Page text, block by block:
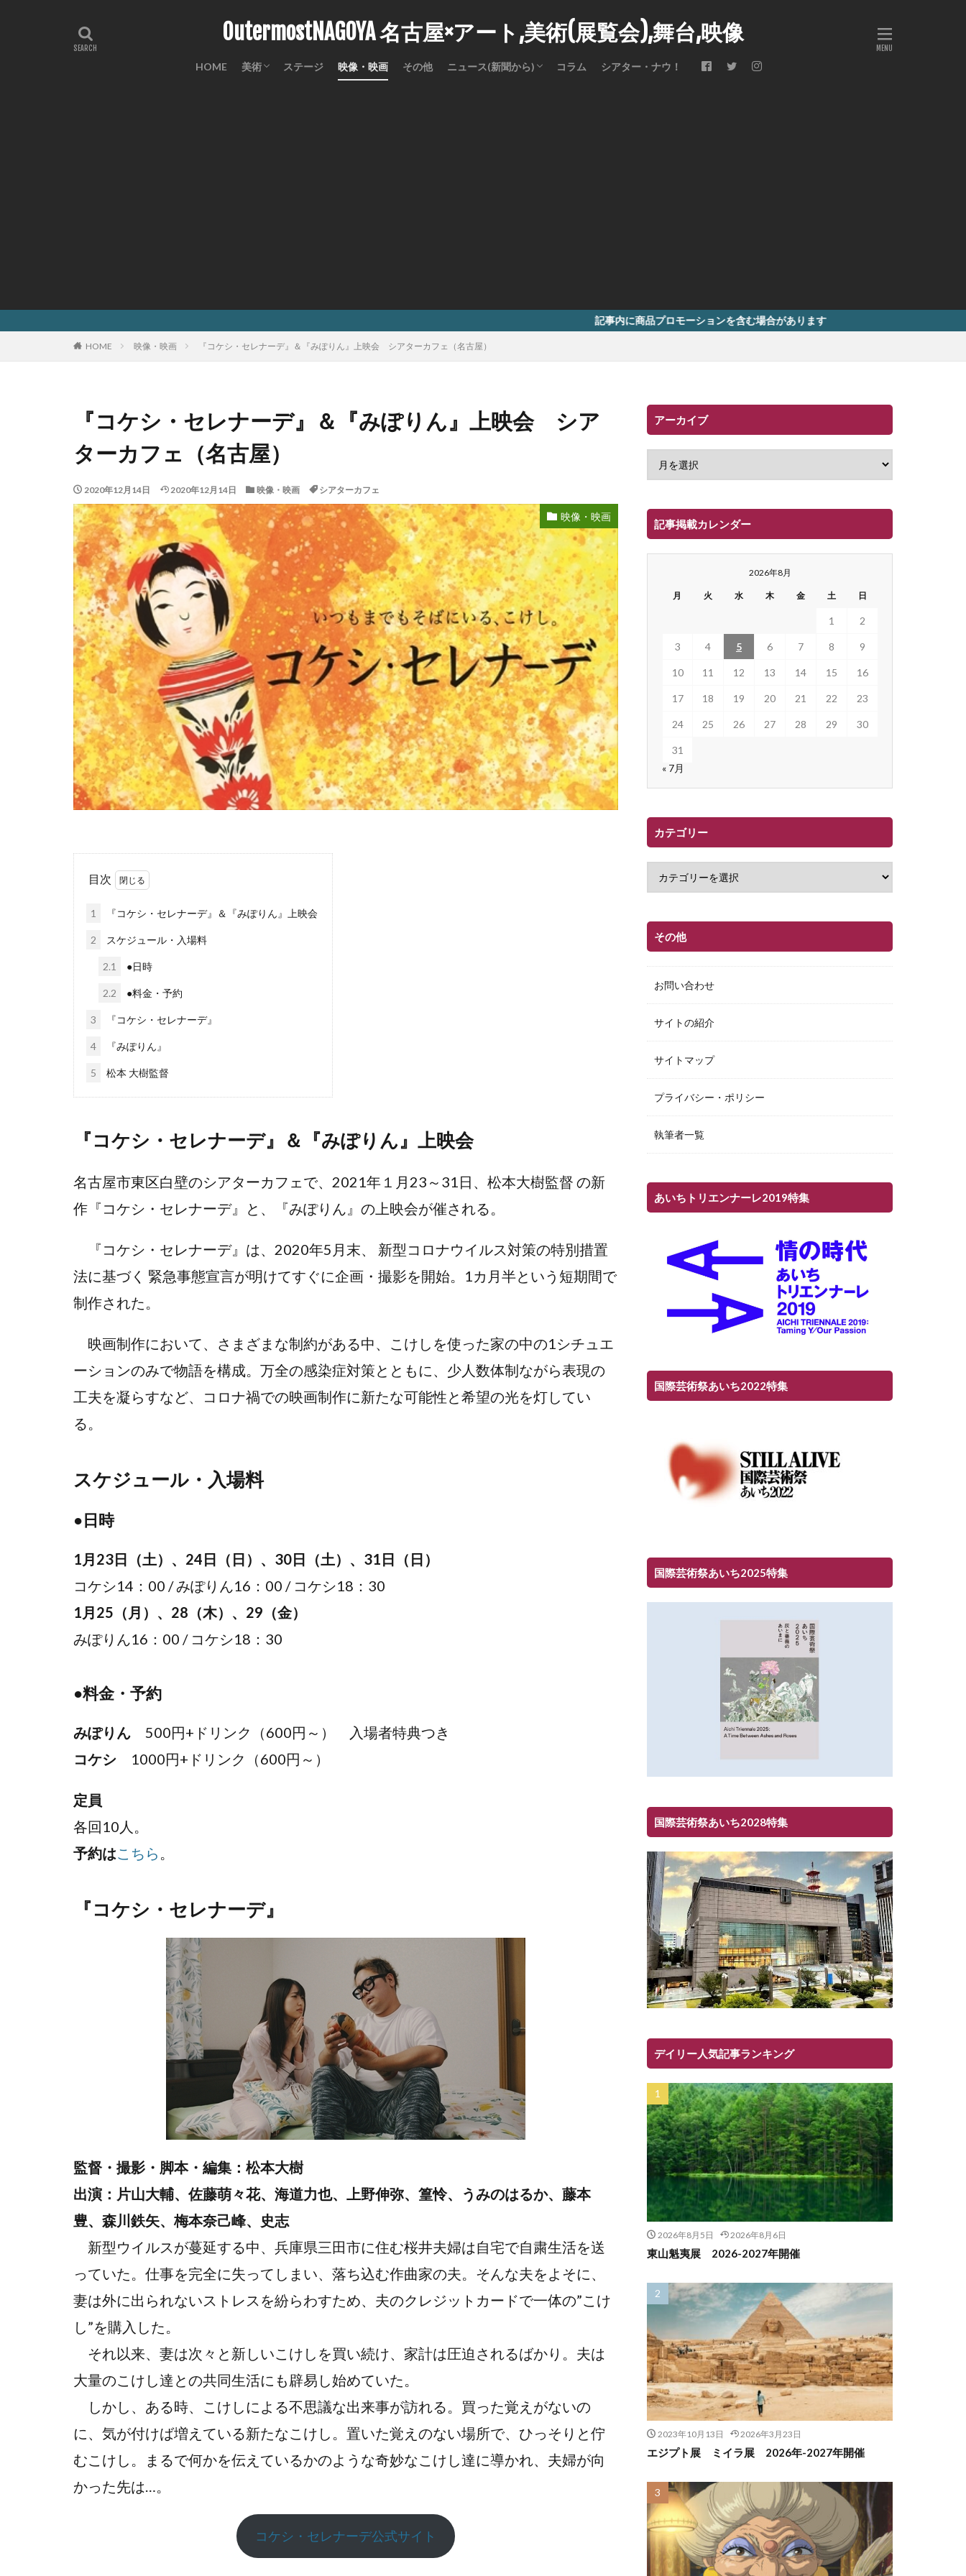
OutermostNAGOYA 名古屋×アート,美術(展覧会),舞台,映像
HOME 美術 ステージ 映像・映画 その他 ニュース(新聞から) コラム シアター・ナウ！
記事内に商品プロモーションを含む場合があります
HOME 映像・映画 『コケシ・セレナーデ』＆『みぽりん』上映会 シアターカフェ（名古屋）
『コケシ・セレナーデ』＆『みぽりん』上映会 シア
ターカフェ（名古屋）
2020年12月14日 2020年12月14日 映像・映画 シアターカフェ
映像・映画
目次
1 『コケシ・セレナーデ』＆『みぽりん』上映会
2 スケジュール・入場料
2.1 ●日時
2.2 ●料金・予約
3 『コケシ・セレナーデ』
4 『みぽりん』
5 松本 大樹監督
『コケシ・セレナーデ』＆『みぽりん』上映会
名古屋市東区白壁のシアターカフェで、2021年１月23～31日、松本大樹監督 の新
作『コケシ・セレナーデ』と、『みぽりん』の上映会が催される。
『コケシ・セレナーデ』は、2020年5月末、 新型コロナウイルス対策の特別措置
法に基づく 緊急事態宣言が明けてすぐに企画・撮影を開始。1カ月半という短期間で
制作された。
映画制作において、さまざまな制約がある中、こけしを使った家の中の1シチュエ
ーションのみで物語を構成。万全の感染症対策とともに、少人数体制ながら表現の
工夫を凝らすなど、コロナ禍での映画制作に新たな可能性と希望の光を灯してい
る。
スケジュール・入場料
●日時
1月23日（土）、24日（日）、30日（土）、31日（日）
コケシ14：00 / みぽりん16：00 / コケシ18：30
1月25（月）、28（木）、29（金）
みぽりん16：00 / コケシ18：30
●料金・予約
みぽりん 500円+ドリンク（600円～） 入場者特典つき
コケシ 1000円+ドリンク（600円～）
定員
各回10人。
予約はこちら 。
『コケシ・セレナーデ』
監督・撮影・脚本・編集：松本大樹
出演：片山大輔、佐藤萌々花、海道力也、上野伸弥、篁怜、うみのはるか、藤本
豊、森川鉄矢、梅本奈己峰、史志
新型ウイルスが蔓延する中、兵庫県三田市に住む桜井夫婦は自宅で自粛生活を送
っていた。仕事を完全に失ってしまい、落ち込む作曲家の夫。そんな夫をよそに、
妻は外に出られないストレスを紛らわすため、夫のクレジットカードで一体の”こけ
し”を購入した。
それ以来、妻は次々と新しいこけしを買い続け、家計は圧迫されるばかり。夫は
大量のこけし達との共同生活にも辟易し始めていた。
しかし、ある時、こけしによる不思議な出来事が訪れる。買った覚えがないの
に、気が付けば増えている新たなこけし。置いた覚えのない場所で、ひっそりと佇
むこけし。まるで何かを伝えているかのような奇妙なこけし達に導かれ、夫婦が向
かった先は…。
コケシ・セレナーデ公式サイト
アーカイブ
記事掲載カレンダー
2026年8月
月 火 水 木 金 土 日
1 2
3 4 5 6 7 8 9
10 11 12 13 14 15 16
17 18 19 20 21 22 23
24 25 26 27 28 29 30
31
« 7月
カテゴリー
その他
お問い合わせ
サイトの紹介
サイトマップ
プライバシー・ポリシー
執筆者一覧
あいちトリエンナーレ2019特集
国際芸術祭あいち2022特集
国際芸術祭あいち2025特集
国際芸術祭あいち2028特集
デイリー人気記事ランキング
2026年8月5日 2026年8月6日
東山魁夷展 2026-2027年開催
2023年10月13日 2026年3月23日
エジプト展 ミイラ展 2026年-2027年開催